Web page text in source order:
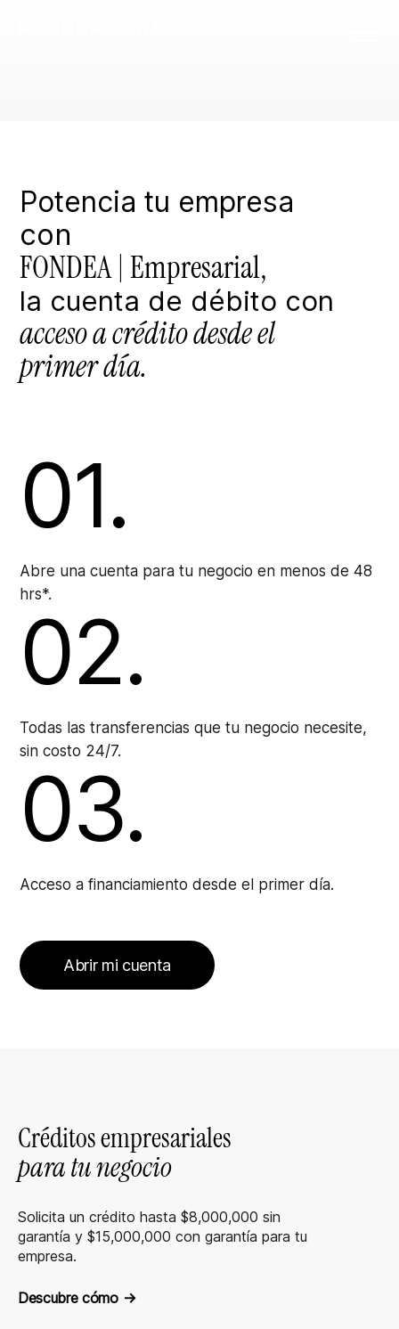
imparables.
Potencia tu empresa
con
FONDEA | Empresarial,
la cuenta de débito con
acceso a crédito desde el
primer día.
01.
Abre una cuenta para tu negocio en menos de 48
hrs*.
02.
Todas las transferencias que tu negocio necesite,
sin costo 24/7.
03.
Acceso a financiamiento desde el primer día.
Abrir mi cuenta
Créditos empresariales
para tu negocio
Solicita un crédito hasta $8,000,000 sin
garantía y $15,000,000 con garantía para tu
empresa.
Descubre cómo →